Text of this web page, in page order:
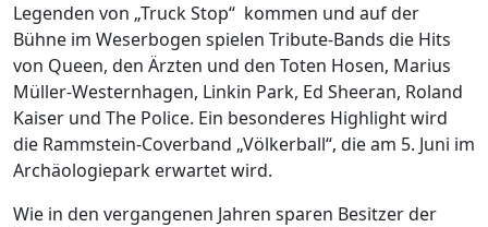
Legenden von „Truck Stop“ kommen und auf der
Bühne im Weserbogen spielen Tribute-Bands die Hits
von Queen, den Ärzten und den Toten Hosen, Marius
Müller-Westernhagen, Linkin Park, Ed Sheeran, Roland
Kaiser und The Police. Ein besonderes Highlight wird
die Rammstein-Coverband „Völkerball“, die am 5. Juni im
Archäologiepark erwartet wird.
Wie in den vergangenen Jahren sparen Besitzer der